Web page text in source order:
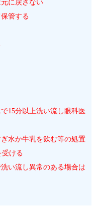
に戻さない
管する
15分以上洗い流し眼科医
水か牛乳を飲む等の処置
受ける
い流し異常のある場合は